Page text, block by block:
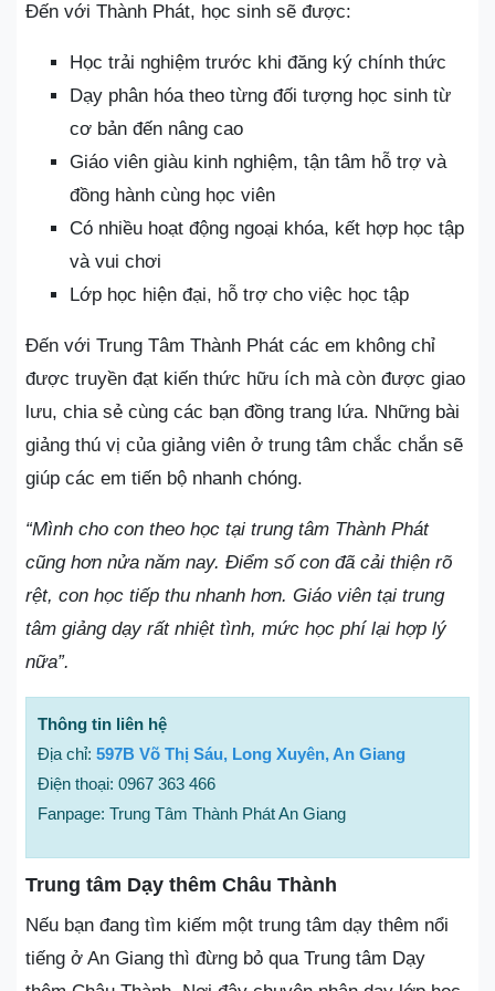
Đến với Thành Phát, học sinh sẽ được:
Học trải nghiệm trước khi đăng ký chính thức
Dạy phân hóa theo từng đối tượng học sinh từ
cơ bản đến nâng cao
Giáo viên giàu kinh nghiệm, tận tâm hỗ trợ và
đồng hành cùng học viên
Có nhiều hoạt động ngoại khóa, kết hợp học tập
và vui chơi
Lớp học hiện đại, hỗ trợ cho việc học tập
Đến với Trung Tâm Thành Phát các em không chỉ
được truyền đạt kiến thức hữu ích mà còn được giao
lưu, chia sẻ cùng các bạn đồng trang lứa. Những bài
giảng thú vị của giảng viên ở trung tâm chắc chắn sẽ
giúp các em tiến bộ nhanh chóng.
“Mình cho con theo học tại trung tâm Thành Phát
cũng hơn nửa năm nay. Điểm số con đã cải thiện rõ
rệt, con học tiếp thu nhanh hơn. Giáo viên tại trung
tâm giảng dạy rất nhiệt tình, mức học phí lại hợp lý
nữa”.
Thông tin liên hệ
Địa chỉ: 597B Võ Thị Sáu, Long Xuyên, An Giang
Điện thoại: 0967 363 466
Fanpage: Trung Tâm Thành Phát An Giang
Trung tâm Dạy thêm Châu Thành
Nếu bạn đang tìm kiếm một trung tâm dạy thêm nổi
tiếng ở An Giang thì đừng bỏ qua Trung tâm Dạy